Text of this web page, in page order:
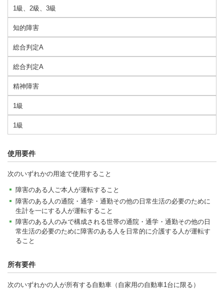
1級、2級、3級
知的障害
総合判定A
総合判定A
精神障害
1級
1級
使用要件
次のいずれかの用途で使用すること
障害のある人ご本人が運転すること
障害のある人の通院・通学・通勤その他の日常生活の必要のために
生計を一にする人が運転すること
障害のある人のみで構成される世帯の通院・通学・通勤その他の日
常生活の必要のために障害のある人を日常的に介護する人が運転す
ること
所有要件
次のいずれかの人が所有する自動車（自家用の自動車1台に限る）